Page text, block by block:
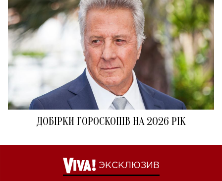
ДОБІРКИ ГОРОСКОПІВ НА 2026 РІК
ЭКСКЛЮЗИВ